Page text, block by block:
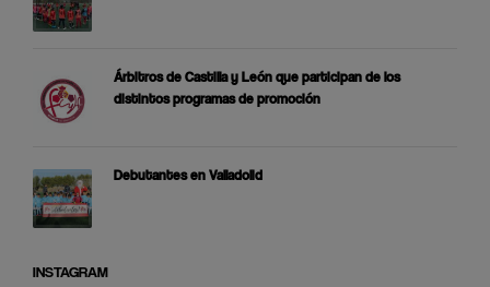
Árbitros de Castilla y León que participan de los
distintos programas de promoción
Debutantes en Valladolid
INSTAGRAM